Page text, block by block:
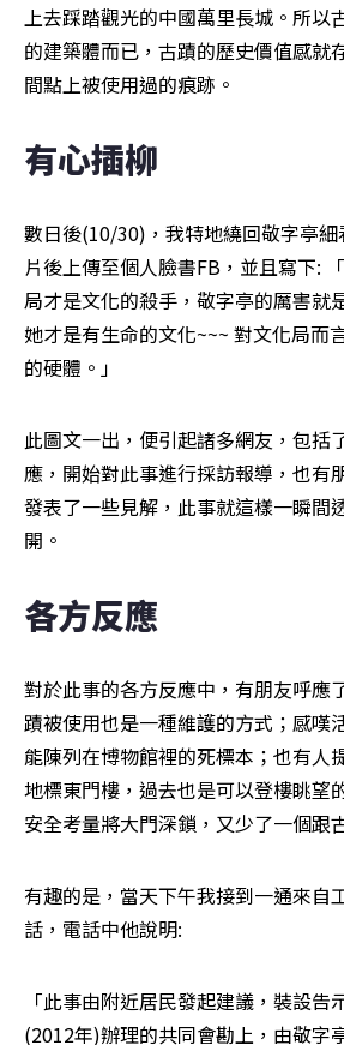
上去踩踏觀光的中國萬里長城。所以
的建築體而已，古蹟的歷史價值感就
間點上被使用過的痕跡。
有心插柳
數日後(10/30)，我特地繞回敬字亭
片後上傳至個人臉書FB，並且寫下:
局才是文化的殺手，敬字亭的厲害就
她才是有生命的文化~~~ 對文化局而
的硬體。」
此圖文一出，便引起諸多網友，包括
應，開始對此事進行採訪報導，也有
發表了一些見解，此事就這樣一瞬間
開。
各方反應
對於此事的各方反應中，有朋友呼應
蹟被使用也是一種維護的方式；感嘆
能陳列在博物館裡的死標本；也有人
地標東門樓，過去也是可以登樓眺望
安全考量將大門深鎖，又少了一個跟
有趣的是，當天下午我接到一通來自
話，電話中他說明:
「此事由附近居民發起建議，裝設告
(2012年)辦理的共同會勘上，由敬字